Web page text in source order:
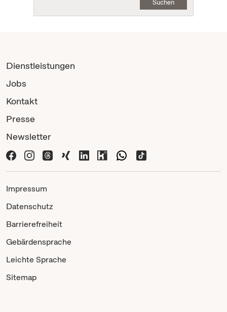
Suchen
Dienstleistungen
Jobs
Kontakt
Presse
Newsletter
Impressum
Datenschutz
Barrierefreiheit
Gebärdensprache
Leichte Sprache
Sitemap